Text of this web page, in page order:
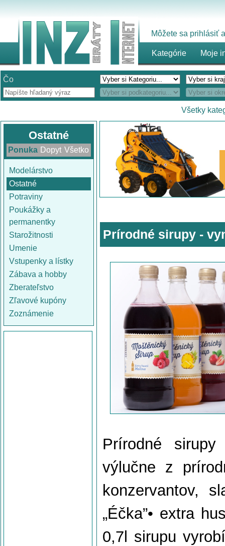
Môžete sa prihlásiť
Kategórie Moje
Čo
Všetky
Ostatné
Ponuka Dopyt Všetko
Modelárstvo
Ostatné
Potraviny
Poukážky a
permanentky
Starožitnosti
Umenie
Vstupenky a lístky
Zábava a hobby
Zberateľstvo
Zľavové kupóny
Zoznámenie
Prírodné sirupy -
Prírodné
výlučne z
konzervantov,
„Éčka”• extra
0,7l sirupu